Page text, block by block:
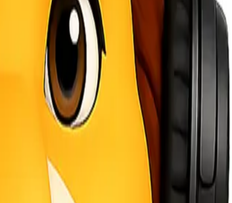
penjemputan barang di Jakarta, pengecekan,
pada stok kosong, proyek tertunda, atau bahkan